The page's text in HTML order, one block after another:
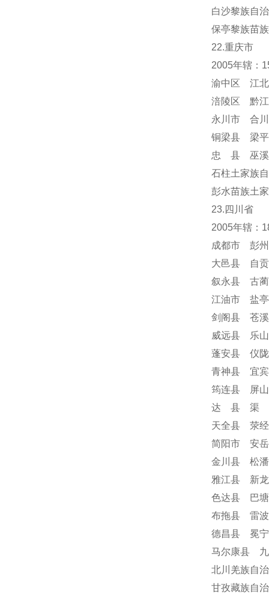
白沙黎族自
保亭黎族苗
22.重庆市
2005年辖
渝中区 江
涪陵区 黔
永川市 合
铜梁县 梁
忠 县 巫溪
石柱土家族
彭水苗族土
23.四川省
2005年辖：
成都市 彭
大邑县 自
叙永县 古
江油市 盐
剑阁县 苍
威远县 乐
蓬安县 仪
青神县 宜
筠连县 屏
达 县 渠
天全县 荥
简阳市 安
金川县 松
雅江县 新
色达县 巴
布拖县 雷
德昌县 冕
马尔康县
北川羌族自
甘孜藏族自